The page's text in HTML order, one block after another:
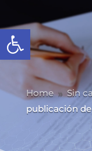
Abrir barra de
Home 9 Sin
publicación